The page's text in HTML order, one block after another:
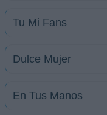
Tu Mi Fans
Dulce Mujer
En Tus Manos